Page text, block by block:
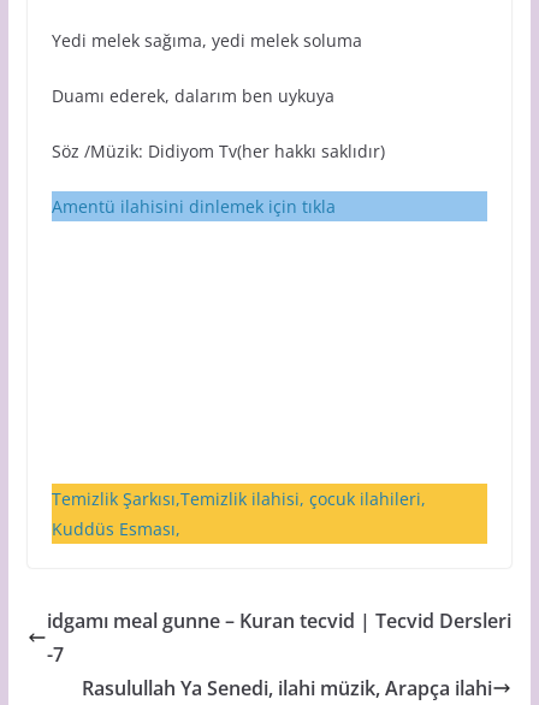
Yedi melek sağıma, yedi melek soluma
Duamı ederek, dalarım ben uykuya
Söz /Müzik: Didiyom Tv(her hakkı saklıdır)
Amentü ilahisini dinlemek için tıkla
Temizlik Şarkısı,Temizlik ilahisi, çocuk ilahileri,
Kuddüs Esması,
idgamı meal gunne – Kuran tecvid | Tecvid Dersleri
-7
Rasulullah Ya Senedi, ilahi müzik, Arapça ilahi